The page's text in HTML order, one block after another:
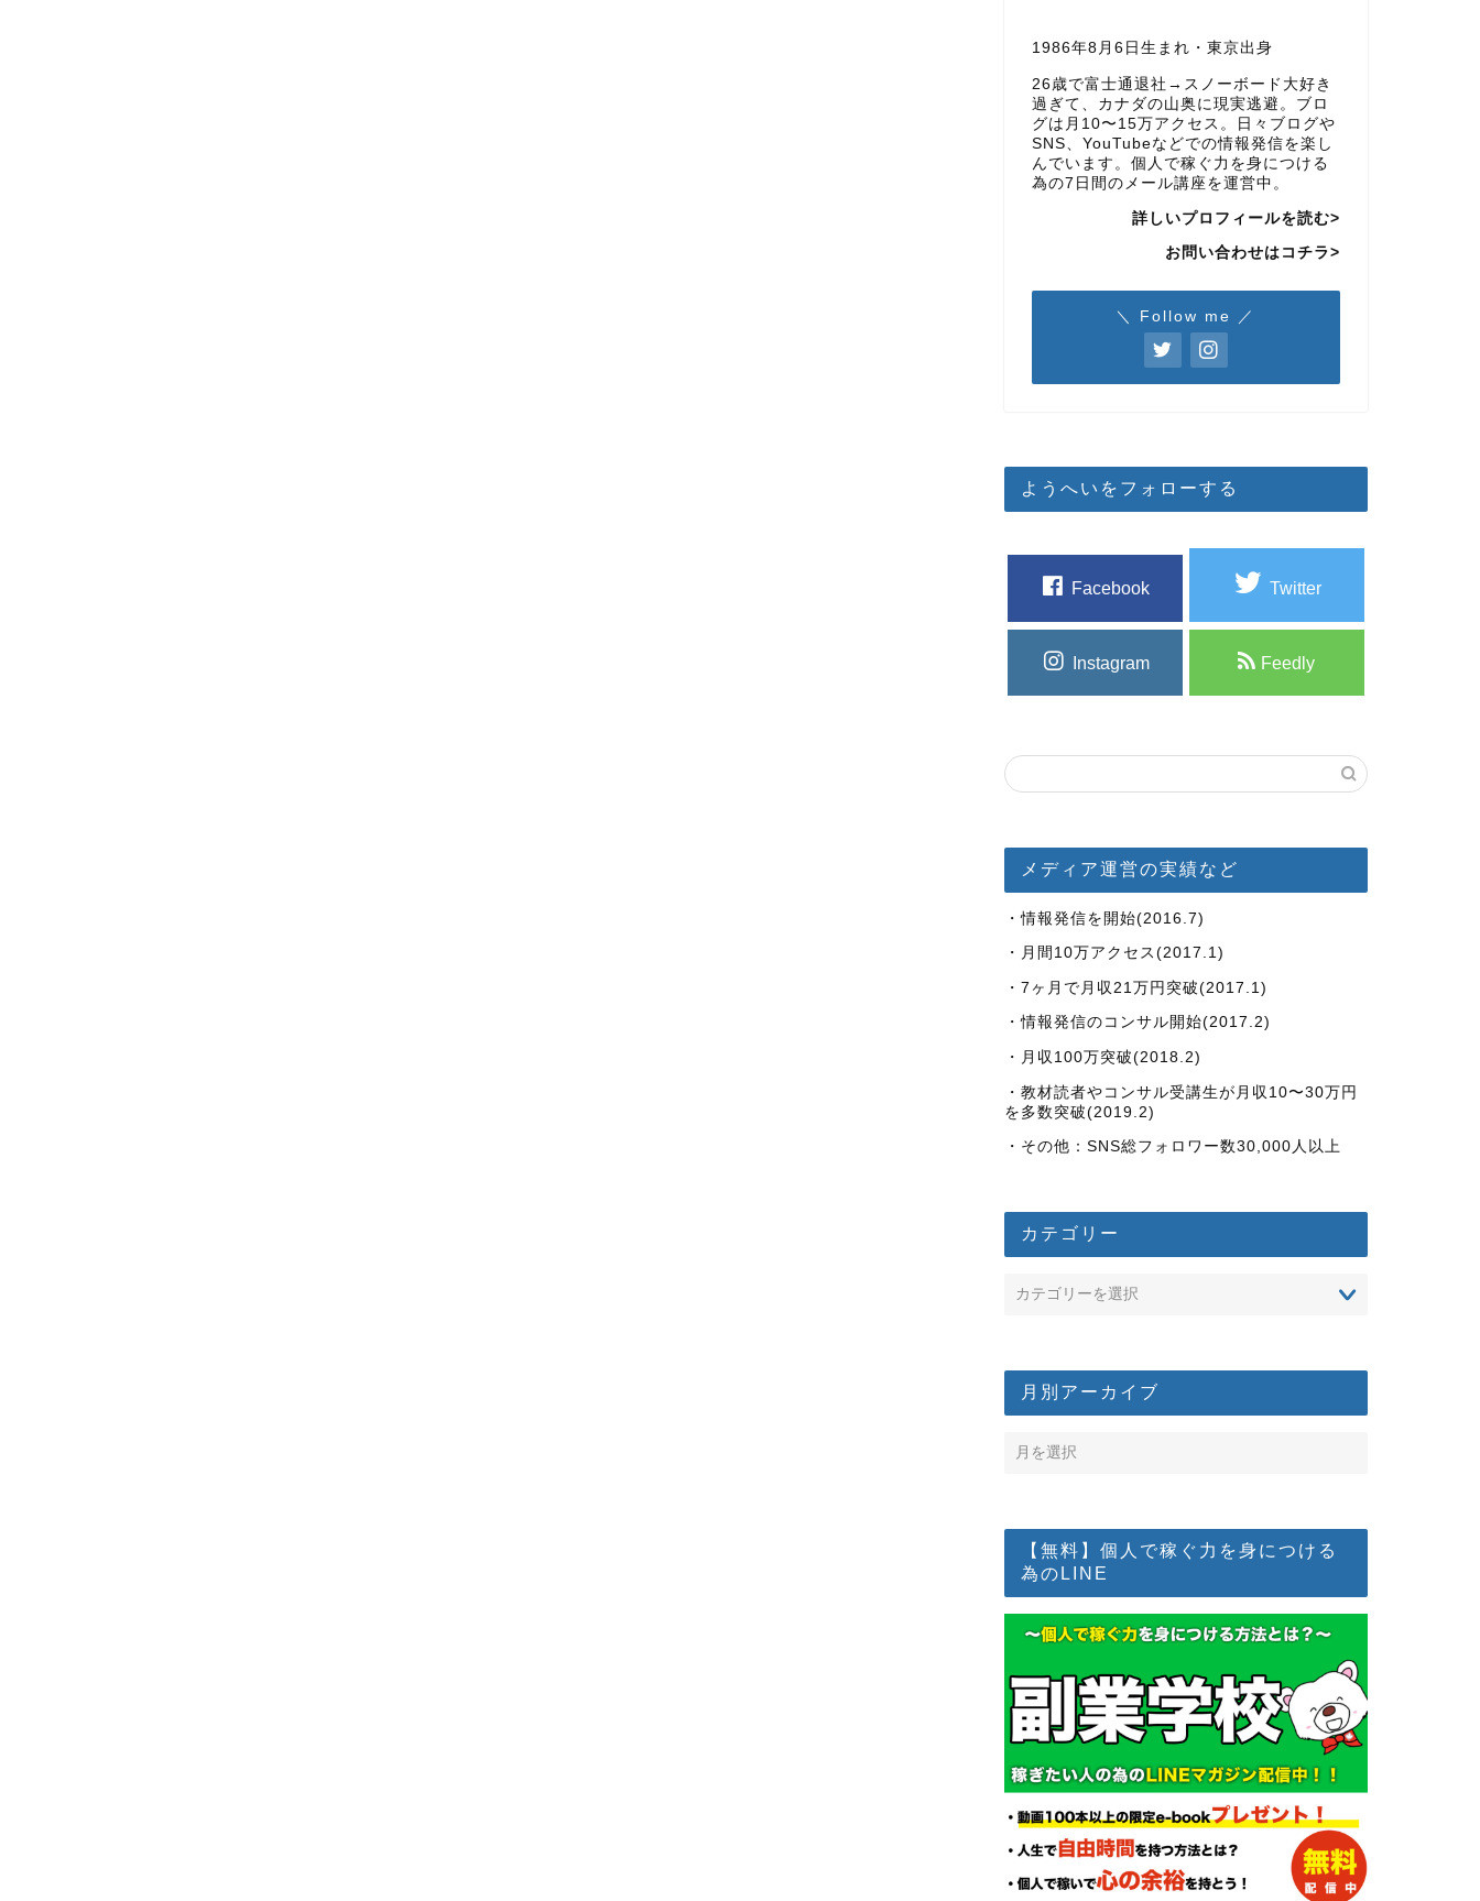
1986年8月6日生まれ・東京出身
26歳で富士通退社→スノーボード大好き
過ぎて、カナダの山奥に現実逃避。ブロ
グは月10〜15万アクセス。日々ブログや
SNS、YouTubeなどでの情報発信を楽し
んでいます。個人で稼ぐ力を身につける
為の7日間のメール講座を運営中。
詳しいプロフィールを読む>
お問い合わせはコチラ>
＼ Follow me ／
ようへいをフォローする
Facebook Twitter
Instagram Feedly
メディア運営の実績など
・情報発信を開始(2016.7)
・月間10万アクセス(2017.1)
・7ヶ月で月収21万円突破(2017.1)
・情報発信のコンサル開始(2017.2)
・月収100万突破(2018.2)
・教材読者やコンサル受講生が月収10〜30万円
を多数突破(2019.2)
・その他：SNS総フォロワー数30,000人以上
カテゴリー
月別アーカイブ
【無料】個人で稼ぐ力を身につける
為のLINE